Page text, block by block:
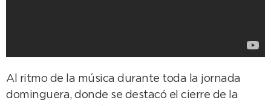
Al ritmo de la música durante toda la jornada
dominguera, donde se destacó el cierre de la